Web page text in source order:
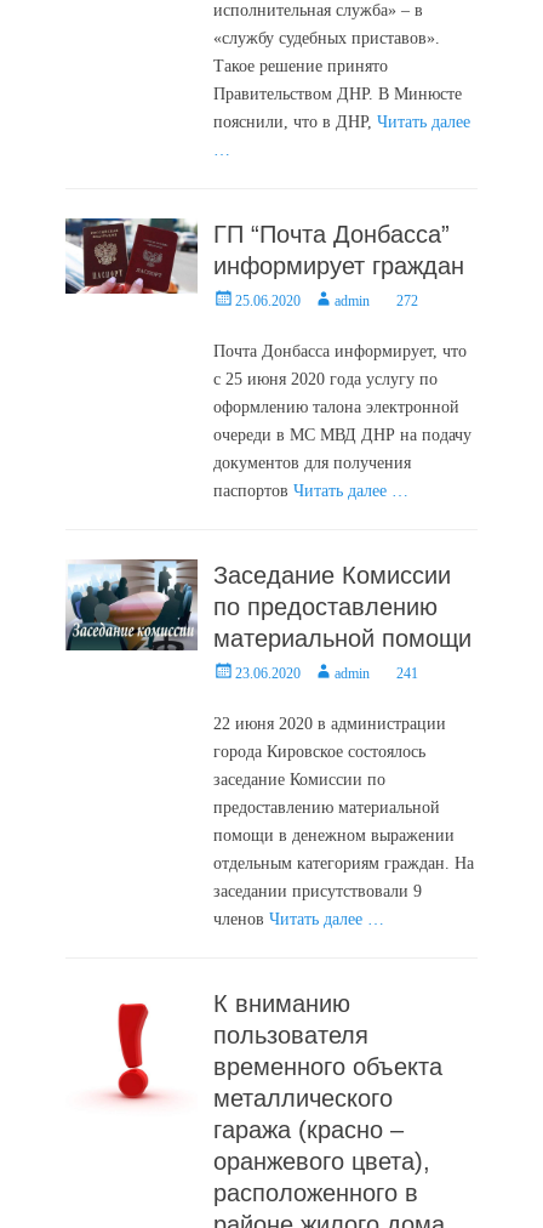
исполнительная служба» ‒ в
«службу судебных приставов».
Такое решение принято
Правительством ДНР. В Минюсте
пояснили, что в ДНР,Читать далее
…
ГП “Почта Донбасса”
информирует граждан
Posted25.06.2020 Authoradmin 272
Почта Донбасса информирует, что
с 25 июня 2020 года услугу по
оформлению талона электронной
очереди в МС МВД ДНР на подачу
документов для получения
паспортовЧитать далее …
Заседание Комиссии
по предоставлению
материальной помощи
Posted23.06.2020 Authoradmin 241
22 июня 2020 в администрации
города Кировское состоялось
заседание Комиссии по
предоставлению материальной
помощи в денежном выражении
отдельным категориям граждан. На
заседании присутствовали 9
членовЧитать далее …
К вниманию
пользователя
временного объекта
металлического
гаража (красно –
оранжевого цвета),
расположенного в